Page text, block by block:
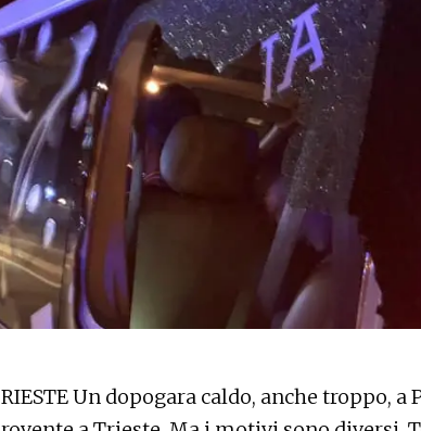
RIESTE Un dopogara caldo, anche troppo, a